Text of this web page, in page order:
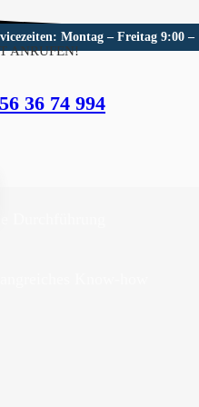
Montag – Freitag 9:00 –
ANRUFEN!
36 74 994
für
für
Durchführung
Know-how